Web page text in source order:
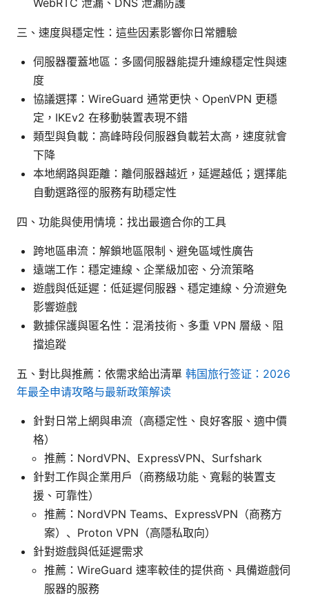
三、速度與穩定性：這些因素影響你日常體驗
伺服器覆蓋地區：多國伺服器能提升連線穩定性與速
度
協議選擇：WireGuard 通常更快、OpenVPN 更穩
定，IKEv2 在移動裝置表現不錯
類型與負載：高峰時段伺服器負載若太高，速度就會
下降
本地網路與距離：離伺服器越近，延遲越低；選擇能
自動選路徑的服務有助穩定性
四、功能與使用情境：找出最適合你的工具
跨地區串流：解鎖地區限制、避免區域性廣告
遠端工作：穩定連線、企業級加密、分流策略
遊戲與低延遲：低延遲伺服器、穩定連線、分流避免
影響遊戲
數據保護與匿名性：混淆技術、多重 VPN 層級、阻
擋追蹤
五、對比與推薦：依需求給出清單 韩国旅行签证：2026
年最全申请攻略与最新政策解读
針對日常上網與串流（高穩定性、良好客服、適中價
格）
推薦：NordVPN、ExpressVPN、Surfshark
針對工作與企業用戶（商務級功能、寬鬆的裝置支
援、可靠性）
推薦：NordVPN Teams、ExpressVPN（商務方
案）、Proton VPN（高隱私取向）
針對遊戲與低延遲需求
推薦：WireGuard 速率較佳的提供商、具備遊戲伺
服器的服務